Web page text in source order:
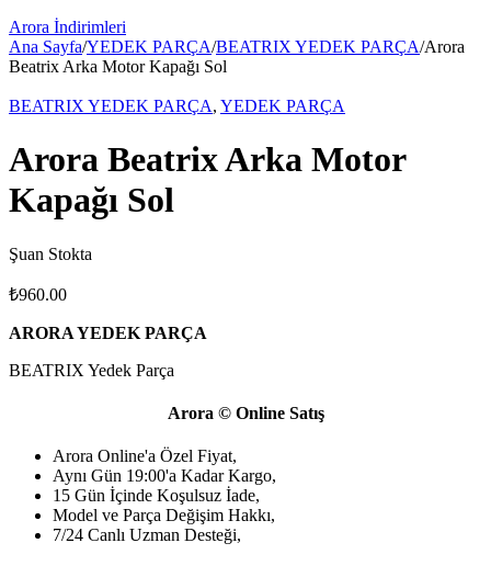
Arora İndirimleri
Ana Sayfa/YEDEK PARÇA/BEATRIX YEDEK PARÇA/Arora
Beatrix Arka Motor Kapağı Sol
BEATRIX YEDEK PARÇA, YEDEK PARÇA
Arora Beatrix Arka Motor
Kapağı Sol
Şuan Stokta
₺960.00
ARORA YEDEK PARÇA
BEATRIX Yedek Parça
Arora © Online Satış
Arora Online'a Özel Fiyat,
Aynı Gün 19:00'a Kadar Kargo,
15 Gün İçinde Koşulsuz İade,
Model ve Parça Değişim Hakkı,
7/24 Canlı Uzman Desteği,